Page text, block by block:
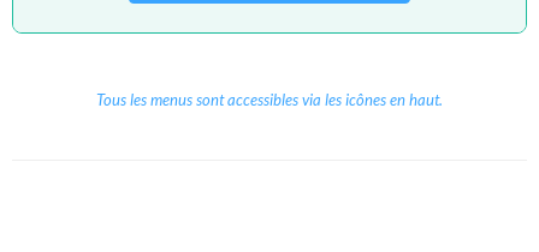
Tous les menus sont accessibles via les icônes en haut.